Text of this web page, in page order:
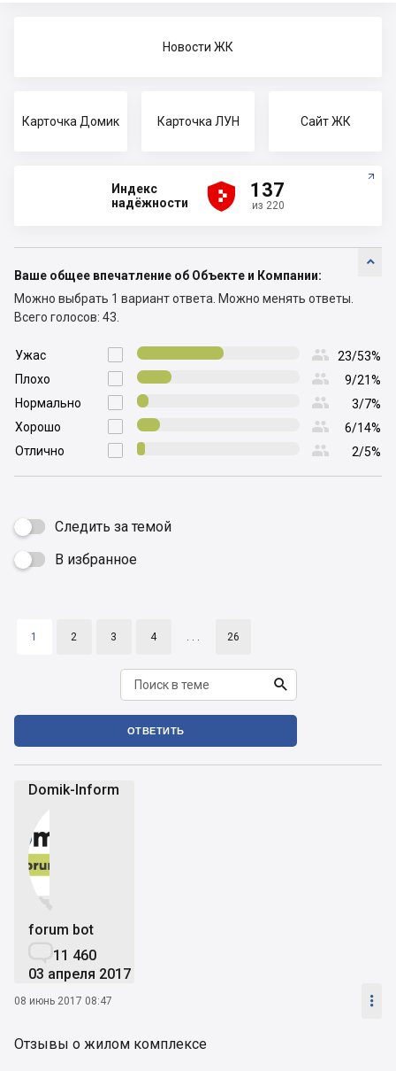
Новости ЖК
Карточка Домик Карточка ЛУН Сайт ЖК
Индекс
надёжности




 137
из 220

Ваше общее впечатление об Объекте и Компании:
Можно выбрать 1 вариант ответа. Можно менять ответы.
Всего голосов: 43.

Ужас  23/53%

Плохо  9/21%

Нормально  3/7%

Хорошо  6/14%

Отлично  2/5%
Следить за темой
 В избранное
1 2 3 4 . . . 26

ОТВЕТИТЬ
Domik-Inform


forum bot
11 460
03 апреля 2017
08 июнь 2017 08:47 
Отзывы о жилом комплексе